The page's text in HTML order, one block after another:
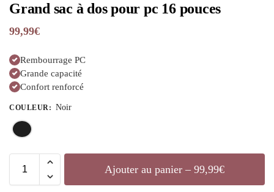
Grand sac à dos pour pc 16 pouces
99,99€
Rembourrage PC
Grande capacité
Confort renforcé
COULEUR: Noir
Ajouter au panier – 99,99€